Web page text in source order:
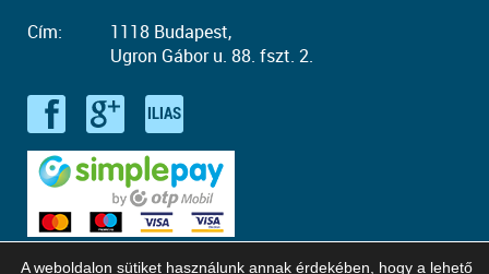
Cím:
1118 Budapest,
Ugron Gábor u. 88. fszt. 2.
A weboldalon sütiket használunk annak érdekében, hogy a lehető